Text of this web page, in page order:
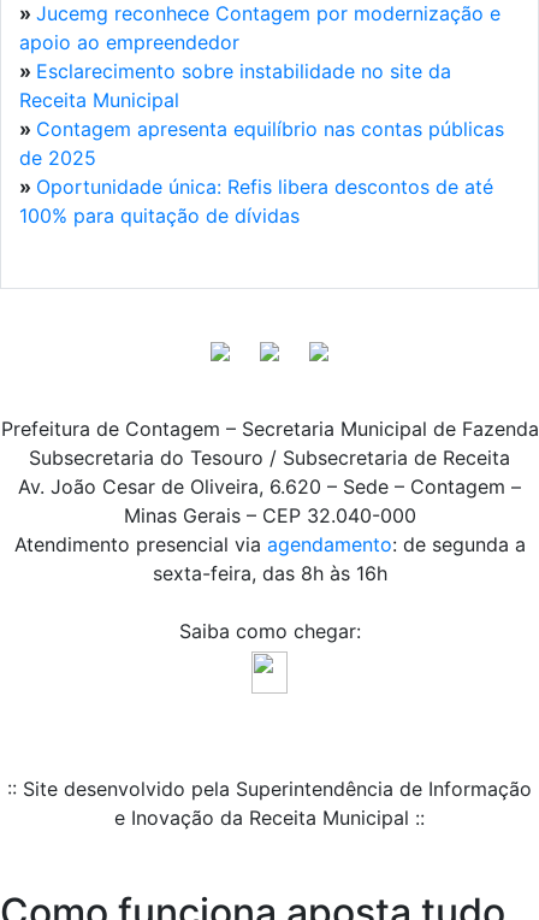
» Jucemg reconhece Contagem por modernização e
apoio ao empreendedor
» Esclarecimento sobre instabilidade no site da
Receita Municipal
» Contagem apresenta equilíbrio nas contas públicas
de 2025
» Oportunidade única: Refis libera descontos de até
100% para quitação de dívidas
Prefeitura de Contagem – Secretaria Municipal de Fazenda
Subsecretaria do Tesouro / Subsecretaria de Receita
Av. João Cesar de Oliveira, 6.620 – Sede – Contagem –
Minas Gerais – CEP 32.040-000
Atendimento presencial via agendamento: de segunda a
sexta-feira, das 8h às 16h
Saiba como chegar:
:: Site desenvolvido pela Superintendência de Informação
e Inovação da Receita Municipal ::